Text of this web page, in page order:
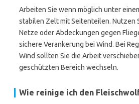
Arbeiten Sie wenn möglich unter
stabilen Zelt mit Seitenteilen. Nutzen
Netze oder Abdeckungen gegen
sichere Verankerung bei Wind. Bei
Wind sollten Sie die Arbeit
geschützten Bereich wechseln.
Wie reinige ich den